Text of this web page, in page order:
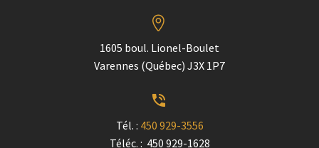


1605 boul. Lionel-Boulet
Varennes (Québec) J3X 1P7


Tél. : 450 929-3556
Téléc. : 450 929-1628